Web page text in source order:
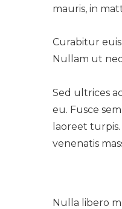
mauris, in
Curabitur
Nullam ut
Sed ultrices
eu. Fusce
laoreet
venenatis
Nulla libero